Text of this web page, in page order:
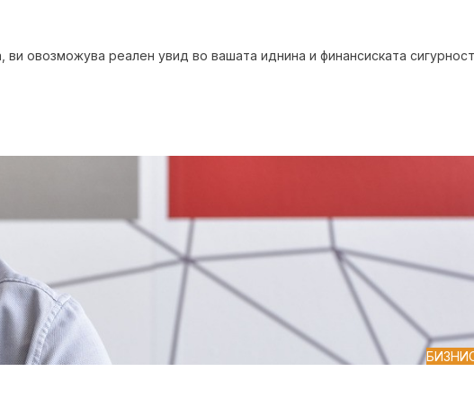
овозможува реален увид во вашата иднина и финансиската сигурност